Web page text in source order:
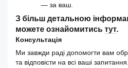
— за ваш.
З більш детальною
можете ознайомитись тут.
Консультація
Ми завжди раді допомогти вам
та відповісти на всі ваші запитання.